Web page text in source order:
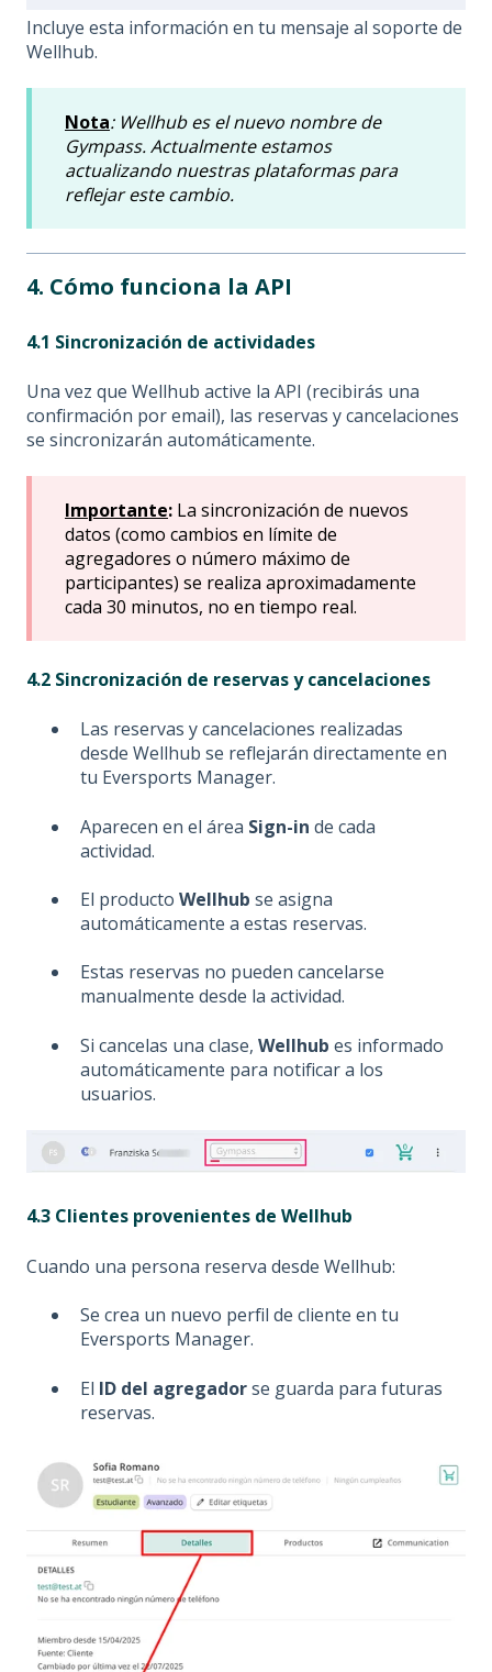
Incluye esta información en tu mensaje al soporte de
Wellhub.
Nota: Wellhub es el nuevo nombre de
Gympass. Actualmente estamos
actualizando nuestras plataformas para
reflejar este cambio.
4. Cómo funciona la API
4.1 Sincronización de actividades
Una vez que Wellhub active la API (recibirás una
confirmación por email), las reservas y cancelaciones
se sincronizarán automáticamente.
Importante: La sincronización de nuevos
datos (como cambios en límite de
agregadores o número máximo de
participantes) se realiza aproximadamente
cada 30 minutos, no en tiempo real.
4.2 Sincronización de reservas y cancelaciones
Las reservas y cancelaciones realizadas
desde Wellhub se reflejarán directamente en
tu Eversports Manager.
Aparecen en el área Sign-in de cada
actividad.
El producto Wellhub se asigna
automáticamente a estas reservas.
Estas reservas no pueden cancelarse
manualmente desde la actividad.
Si cancelas una clase, Wellhub es informado
automáticamente para notificar a los
usuarios.
4.3 Clientes provenientes de Wellhub
Cuando una persona reserva desde Wellhub:
Se crea un nuevo perfil de cliente en tu
Eversports Manager.
El ID del agregadorse guarda para futuras
reservas.